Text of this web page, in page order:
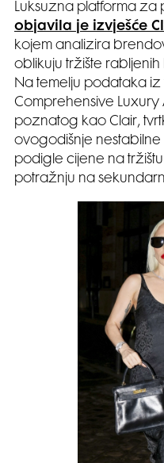
Luksuzna platforma za
objavila je izvješće
kojem analizira
oblikuju tržište
Na temelju podataka
Comprehensive Luxury
poznatog kao Clair,
ovogodišnje nestabilne
podigle cijene na
potražnju na